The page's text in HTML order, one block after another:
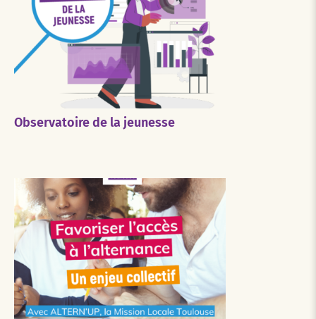
Observatoire de la jeunesse